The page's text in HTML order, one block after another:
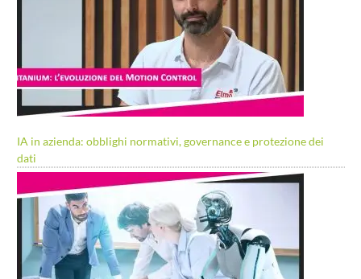
IA in azienda: obblighi normativi, governance e protezione dei
dati